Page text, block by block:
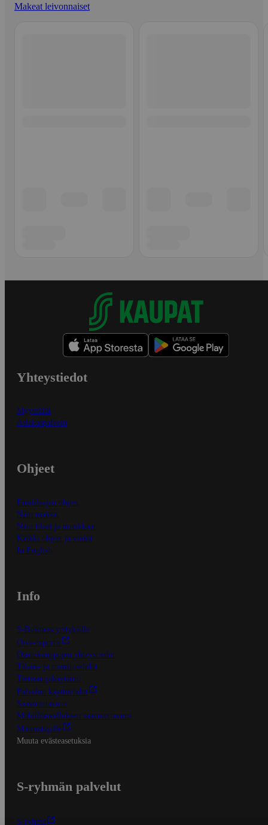
Makeat leivonnaiset
Yhteystiedot
Myymälät
Asiakaspalvelu
Ohjeet
Ensitilaajan ohjeet
Näin maksat
Näin tilaat ja muokkaat
Kaikki ohjeet ja vinkit
In English
Info
S-Business yrityksille
Oiva-raportit
Osuuskauppojen yhteystiedot
Tilaus- ja toimitusehdot
Tietosuojakäytäntö
Palvelun käyttöehdot
Saavutettavuus
Mobiilisovelluksen saavutettavuus
Mainostajalle
Muuta evästeasetuksia
S-ryhmän palvelut
S-ryhmä